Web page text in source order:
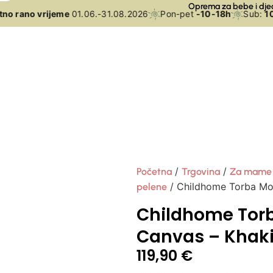
rano vrijeme01.06.-31.08.2026 Pon-pet-10-18h Sub:10-
Oprema za bebe i
Početna / Trgovina / Za mame
pelene / Childhome Torba
Childhome
Canvas –
119,90 €